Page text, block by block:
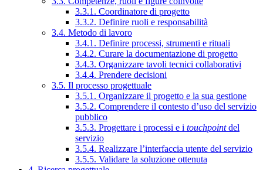
3.3.1. Coordinatore di progetto
3.3.2. Definire ruoli e responsabilità
3.4. Metodo di lavoro
3.4.1. Definire processi, strumenti e rituali
3.4.2. Curare la documentazione di progetto
3.4.3. Organizzare tavoli tecnici collaborativi
3.4.4. Prendere decisioni
3.5. Il processo progettuale
3.5.1. Organizzare il progetto e la sua gestione
3.5.2. Comprendere il contesto d’uso del servizio
pubblico
3.5.3. Progettare i processi e i touchpointdel
servizio
3.5.4. Realizzare l’interfaccia utente del servizio
3.5.5. Validare la soluzione ottenuta